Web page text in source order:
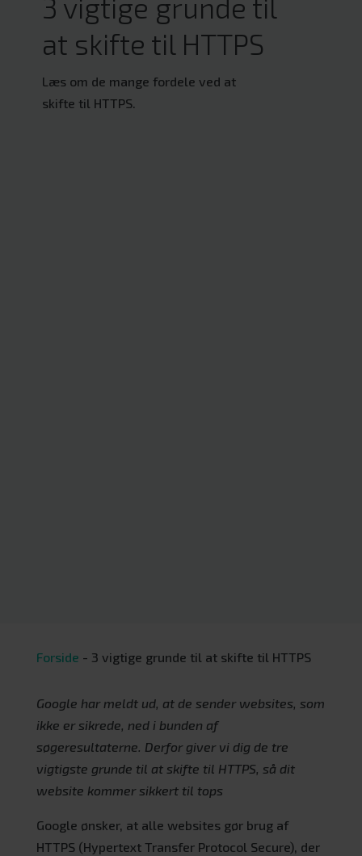
3 vigtige grunde til
at skifte til HTTPS
Læs om de mange fordele ved at
skifte til HTTPS.
Forside - 3 vigtige grunde til at skifte til HTTPS
Google har meldt ud, at de sender websites, som
ikke er sikrede, ned i bunden af
søgeresultaterne. Derfor giver vi dig de tre
vigtigste grunde til at skifte til HTTPS, så dit
website kommer sikkert til tops
Google ønsker, at alle websites gør brug af
HTTPS (Hypertext Transfer Protocol Secure), der